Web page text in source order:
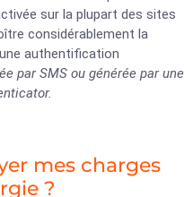
sur la plupart des sites
considérablement la
authentification
par SMS ou générée par une
mes charges
?